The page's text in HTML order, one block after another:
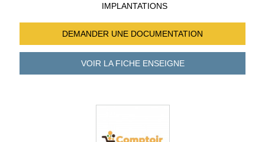
IMPLANTATIONS
DEMANDER UNE DOCUMENTATION
VOIR LA FICHEENSEIGNE